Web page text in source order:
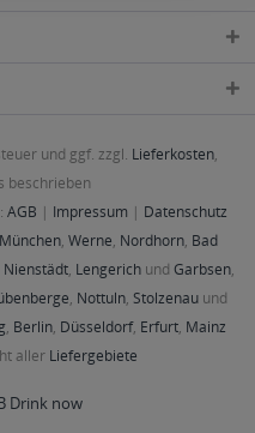
und ggf. zzgl. Lieferkosten,
beschrieben
AGB | Impressum | Datenschutz
München, Werne, Nordhorn, Bad
Nienstädt, Lengerichund Garbsen,
, Nottuln, Stolzenau und
, Berlin, Düsseldorf, Erfurt, Mainz
aller Liefergebiete
Drink now